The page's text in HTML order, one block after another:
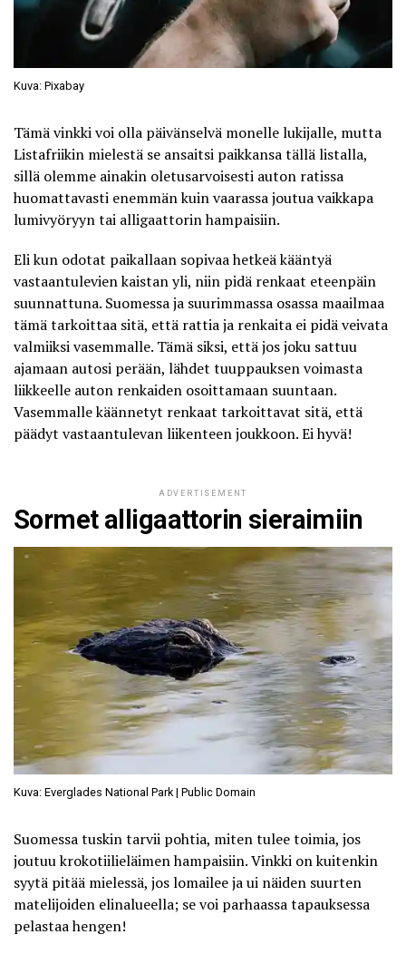
Kuva: Pixabay
Tämä vinkki voi olla päivänselvä monelle lukijalle, mutta
Listafriikin mielestä se ansaitsi paikkansa tällä listalla,
sillä olemme ainakin oletusarvoisesti auton ratissa
huomattavasti enemmän kuin vaarassa joutua vaikkapa
lumivyöryyn tai alligaattorin hampaisiin.
Eli kun odotat paikallaan sopivaa hetkeä kääntyä
vastaantulevien kaistan yli, niin pidä renkaat eteenpäin
suunnattuna. Suomessa ja suurimmassa osassa maailmaa
tämä tarkoittaa sitä, että rattia ja renkaita ei pidä veivata
valmiiksi vasemmalle. Tämä siksi, että jos joku sattuu
ajamaan autosi perään, lähdet tuuppauksen voimasta
liikkeelle auton renkaiden osoittamaan suuntaan.
Vasemmalle käännetyt renkaat tarkoittavat sitä, että
päädyt vastaantulevan liikenteen joukkoon. Ei hyvä!
ADVERTISEMENT
Sormet alligaattorin sieraimiin
Kuva: Everglades National Park | Public Domain
Suomessa tuskin tarvii pohtia, miten tulee toimia, jos
joutuu krokotiilieläimen hampaisiin. Vinkki on kuitenkin
syytä pitää mielessä, jos lomailee ja ui näiden suurten
matelijoiden elinalueella; se voi parhaassa tapauksessa
pelastaa hengen!